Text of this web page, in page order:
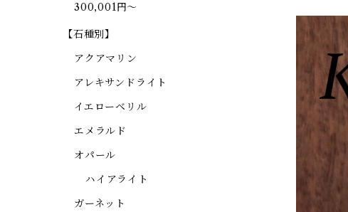
300,001円～
【石種別】
アクアマリン
アレキサンドライト
イエローベリル
エメラルド
オパール
ハイアライト
ガーネット